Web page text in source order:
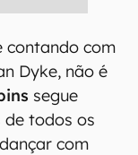
contando com
Dyke, não é
segue
de todos os
com